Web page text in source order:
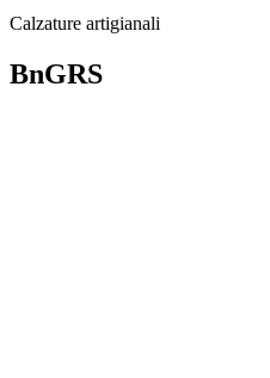
Calzature artigianali
BnGRS